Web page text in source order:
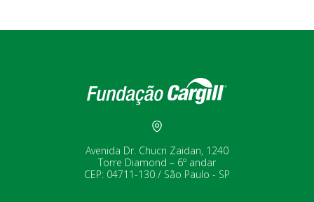
Avenida Dr. Chucri Zaidan, 1240
Torre Diamond – 6º andar
CEP: 04711-130 / São Paulo - SP